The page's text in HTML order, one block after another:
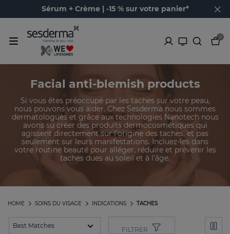
Sérum + Crème | -15 % sur votre panier*
0
Facial anti-blemish products
Si vous êtes préoccupé par les taches sur votre peau,
nous pouvons vous aider. Chez Sesderma nous sommes
dermatologues et grâce aux technologies Nanotech nous
avons su créer des produits dermocosmétiques qui
agissent directement sur l'origine des taches, et pas
seulement sur leurs manifestations. Incluez-les dans
votre routine beauté pour alléger, réduire et prévenir les
taches dues au soleil et à l'âge.
TACHES
INDICATIONS
SOINS DU VISAGE
HOME
FILTRER